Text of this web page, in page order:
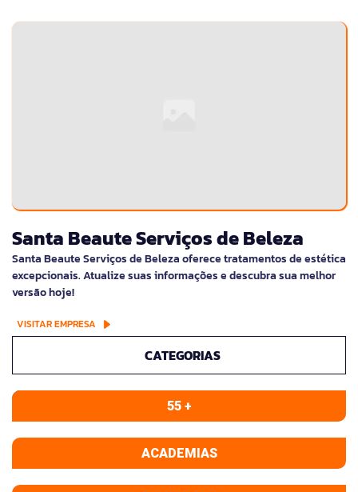
Santa Beaute Serviços de Beleza
Santa Beaute Serviços de Beleza oferece tratamentos de estética
excepcionais. Atualize suas informações e descubra sua melhor
versão hoje!
VISITAR EMPRESA
CATEGORIAS
55 +
ACADEMIAS